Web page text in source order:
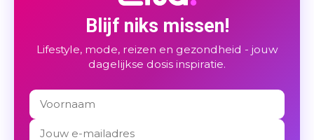
Blijf niks missen!
Lifestyle, mode, reizen en gezondheid - jouw
dagelijkse dosis inspiratie.